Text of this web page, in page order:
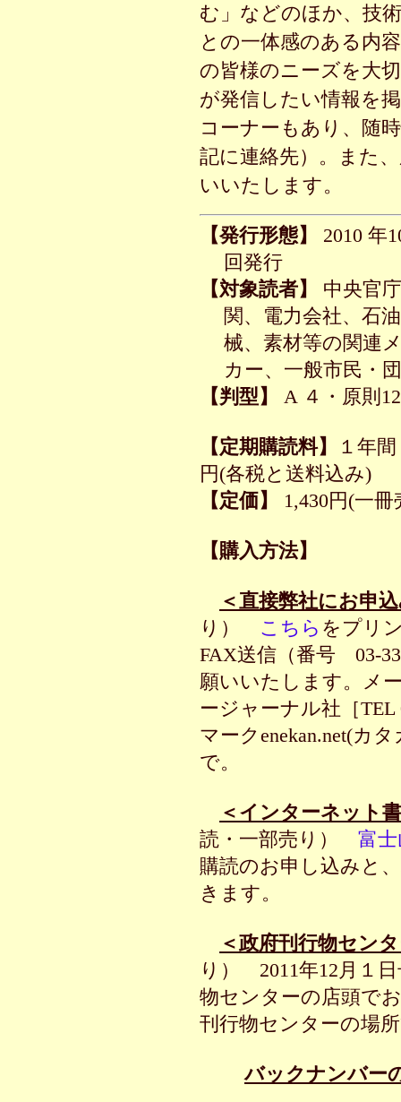
む」などのほか、技
との一体感のある内
の皆様のニーズを大
が発信したい情報を
コーナーもあり、随
記に連絡先）。また
いいたします。
【発行形態】 2010 年
回発行
【対象読者】
中央官
関、電力会社、石
械、素材等の関連
カー、一般市民・
【判型】
A ４・原則
【定期購読料】 １ 年間
円(各税と送料込み)
【定価】
1,430円(一
【購入方法】
＜直接弊社にお申
り） こちら をプリ
FAX送信（番号 03-
願いいたします。メ
ージャーナル社［TEL
マークenekan.net(カタ
で。
＜インターネット
読・一部売り） 富
購読のお申し込みと
きます。
＜政府刊行物セン
り） 2011年12月１
物センターの店頭で
刊行物センターの場
バックナンバー